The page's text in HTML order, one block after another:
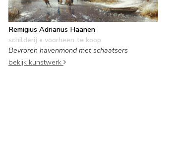
Remigius Adrianus Haanen
schilderij • voorheen te koop
Bevroren havenmond met schaatsers
bekijk kunstwerk